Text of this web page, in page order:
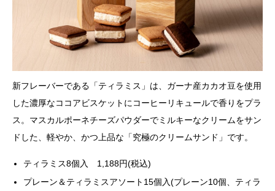
新フレーバーである「ティラミス」は、ガーナ産カカオ豆を使用
した濃厚なココアビスケットにコーヒーリキュールで香りをプラ
ス。マスカルポーネチーズパウダーでミルキーなクリームをサン
ドした、軽やか、かつ上品な「究極のクリームサンド」です。
ティラミス8個入 1,188円(税込)
プレーン＆ティラミスアソート15個入(プレーン10個、ティラ